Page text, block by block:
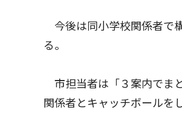
今後は同小学校関係者で
る。
市担当者は「３案内でま
関係者とキャッチボールを